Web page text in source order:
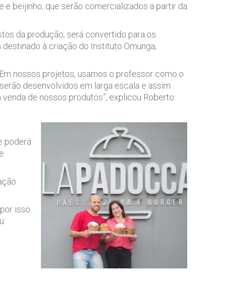
beijinho, que serão comercializados a partir da
da produção, será convertido para os
à criação do Instituto Omunga,
nossos projetos, usamos o professor como o
desenvolvidos em larga escala e assim
de nossos produtos”, explicou Roberto
poderá
isso